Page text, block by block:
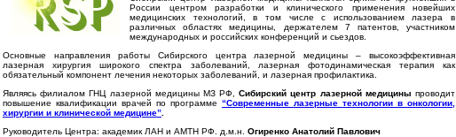
России центром разработки и клинического применения новейших
медицинских технологий, в том числе с использованием лазера в
различных областях медицины, держателем 7 патентов, участником
международных и российских конференций и сьездов.
Основные направления работы Сибирского центра лазерной медицины – высокоэффективная
лазерная хирургия широкого спектра заболеваний, лазерная фотодинамическая терапия как
обязательный компонент лечения некоторых заболеваний, и лазерная профилактика.
Являясь филиалом ГНЦ лазерной медицины МЗ РФ,Сибирский центр лазерной медициныпроводит
повышение квалификации врачей по программе “Современные лазерные технологии в онкологии,
хирургии и клинической медицине”
Руководитель Центра: академик ЛАН и АМТН РФ. д.м.н. Огиренко Анатолий Павлович